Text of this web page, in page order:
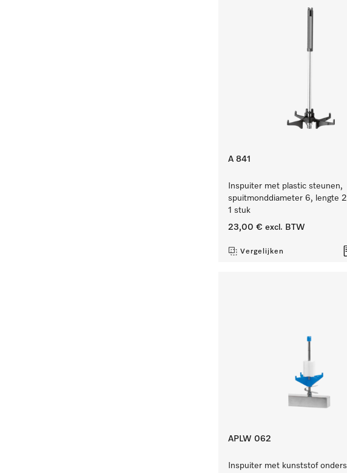
A 841
Inspuiter met plastic steunen,
spuitmonddiameter 6, lengte
1 stuk
23,00 € excl. BTW
Vergelijken
APLW 062
Inspuiter met kunststof